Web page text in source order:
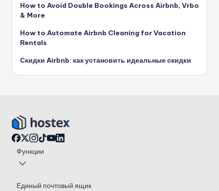
How to Avoid Double Bookings Across Airbnb, Vrbo
& More
How to Automate Airbnb Cleaning for Vacation
Rentals
Скидки Airbnb: как установить идеальные скидки
Функции
Единый почтовый ящик